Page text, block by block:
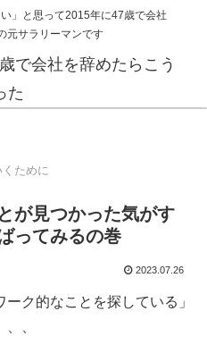
」と思って2015年に47歳で会社
元サラリーマンです
で会社を辞めたらこう
た
ために
が見つかった気がす
ってみるの巻
2023.07.26
ーク的なことを探している」
、